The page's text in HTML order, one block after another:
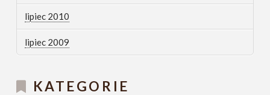
lipiec 2010
lipiec 2009
KATEGORIE